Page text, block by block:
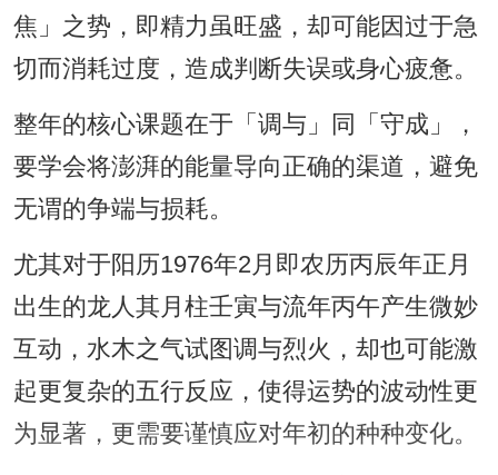
焦」之势，即精力虽旺盛，却可能因过于急
切而消耗过度，造成判断失误或身心疲惫。
整年的核心课题在于「调与」同「守成」，
要学会将澎湃的能量导向正确的渠道，避免
无谓的争端与损耗。
尤其对于阳历1976年2月即农历丙辰年正月
出生的龙人其月柱壬寅与流年丙午产生微妙
互动，水木之气试图调与烈火，却也可能激
起更复杂的五行反应，使得运势的波动性更
为显著，更需要谨慎应对年初的种种变化。